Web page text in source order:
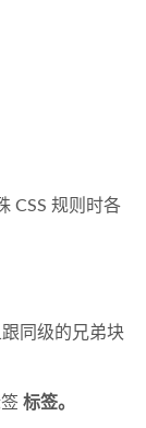
CSS 规则时各
同级的兄弟块
标签。